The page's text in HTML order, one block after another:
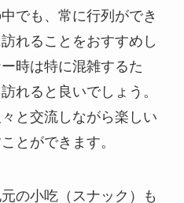
でも、常に行列ができ
れることをおすすめし
時は特に混雑するた
れると良いでしょう。
と交流しながら楽しい
とができます。
の小吃（スナック）も